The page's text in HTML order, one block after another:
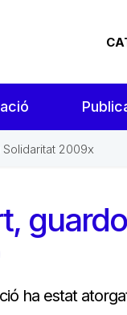
2009x
ha estat